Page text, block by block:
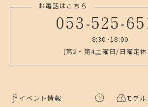
お電話はこちら
053-525-
8:30~18:00
(第2・第4土曜日/日曜定
イベント情報 モデ